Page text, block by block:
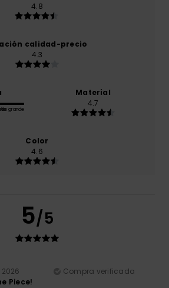
4.8
calidad-precio
4.3
grande
Material
4.7
Color
4.6
5/5
Compra verificada
Piece!